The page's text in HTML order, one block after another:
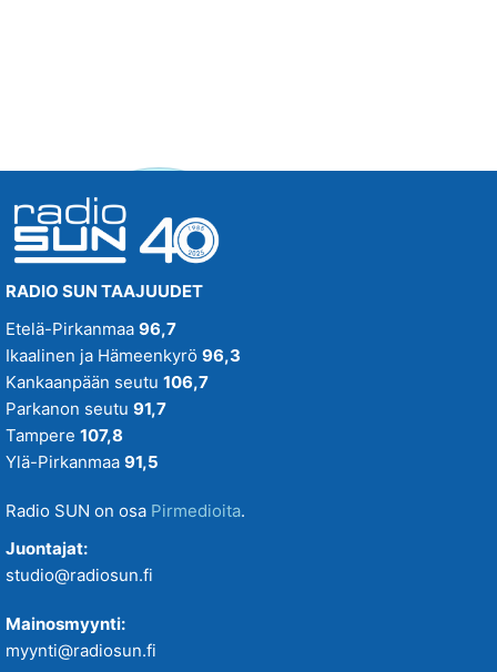
RADIO SUN TAAJUUDET
Etelä-Pirkanmaa 96,7
Ikaalinen ja Hämeenkyrö 96,3
Kankaanpään seutu 106,7
Parkanon seutu 91,7
Tampere 107,8
Ylä-Pirkanmaa 91,5
Radio SUN on osa Pirmedioita.
Juontajat:
studio@radiosun.fi
Mainosmyynti:
myynti@radiosun.fi